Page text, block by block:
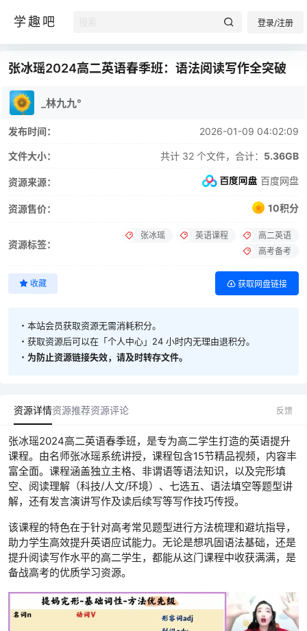
学趣吧 登录/注册
张冰瑶2024高二英语春季班：语法阅读写作全突破
_林九九°
发布时间： 2026-01-09 04:02:09
文件大小： 共计 32 个文件，合计： 5.36GB
资源来源： 百度网盘
资源售价： 10积分
资源标签：
张冰瑶 英语课程
高二英语
高考备考
收藏 获取网盘链接
・本站会员获取资源无需消耗积分。
・获取资源后可以在「个人中心」24 小时内无理由退积分。
・ 为防止资源链接失效，请及时转存文件。
资源详情资源推荐资源评论 反馈
张冰瑶2024高二英语春季班，是专为高二学生打造的英语提升
课程。由名师张冰瑶系统讲授，课程包含15节精品视频，内容丰
富全面。课程涵盖独立主格、非谓语等语法知识，以及完形填
空、阅读理解（科技/人文/环境）、七选五、语法填空等题型讲
解，还有发言演讲写作及读后续写等写作技巧传授。
该课程的特色在于针对高考常见题型进行方法梳理和避坑指导，
助力学生高效提升英语应试能力。无论是想巩固语法基础，还是
提升阅读写作水平的高二学生，都能从这门课程中收获满满，是
备战高考的优质学习资源。